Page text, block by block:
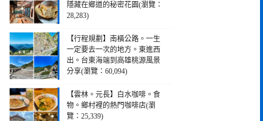
隱藏在鄉道的秘密花園(瀏覽：
28,283)
【行程規劃】南橫公路。一生
一定要去一次的地方。東進西
出。台東海端到高雄桃源風景
分享(瀏覽：60,094)
【雲林。元長】白水咖啡。食
物。鄉村裡的熱門咖啡店(瀏
覽：25,339)